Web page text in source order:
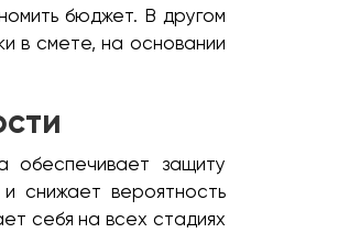
бюджет. В другом
в смете, на основании
обеспечивает защиту
снижает вероятность
себя на всех стадиях